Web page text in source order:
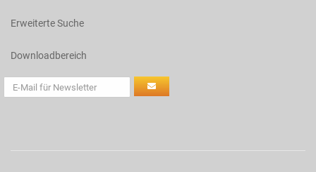
Erweiterte Suche
Downloadbereich